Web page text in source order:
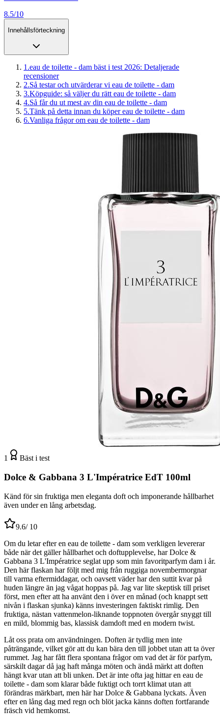
8.5/10
Innehållsförteckning
1 .eau de toilette - dam bäst i test 2026: Detaljerade
recensioner
2.Så testar och utvärderar vi eau de toilette - dam
3.Köpguide: så väljer du rätt eau de toilette - dam
4.Så får du ut mest av din eau de toilette - dam
5.Tänk på detta innan du köper eau de toilette - dam
6.Vanliga frågor om eau de toilette - dam
1 Bäst i test
Dolce & Gabbana 3 L'Impératrice EdT 100ml
Känd för sin fruktiga men eleganta doft och imponerande hållbarhet
även under en lång arbetsdag.
9.6/ 10
Om du letar efter en eau de toilette - dam som verkligen levererar
både när det gäller hållbarhet och doftupplevelse, har Dolce &
Gabbana 3 L'Impératrice seglat upp som min favoritparfym dam i år.
Den här flaskan har följt med mig från ruggiga novembermorgnar
till varma eftermiddagar, och oavsett väder har den suttit kvar på
huden längre än jag vågat hoppas på. Jag var lite skeptisk till priset
först, men efter att ha använt den i över en månad (och knappt sett
nivån i flaskan sjunka) känns investeringen faktiskt rimlig. Den
fruktiga, nästan vattenmelon-liknande toppnoten övergår snyggt till
en mild, blommig bas, klassisk damdoft med en modern twist.
Låt oss prata om användningen. Doften är tydlig men inte
påträngande, vilket gör att du kan bära den till jobbet utan att ta över
rummet. Jag har fått flera spontana frågor om vad det är för parfym,
särskilt dagar då jag haft många möten och ändå märkt att doften
hängt kvar utan att bli unken. Det är inte ofta jag hittar en eau de
toilette - dam som klarar både fuktigt och torrt klimat utan att
förändras märkbart, men här har Dolce & Gabbana lyckats. Även
efter en lång dag med regn och blöt jacka känns doften fortfarande
fräsch vid hemkomst.